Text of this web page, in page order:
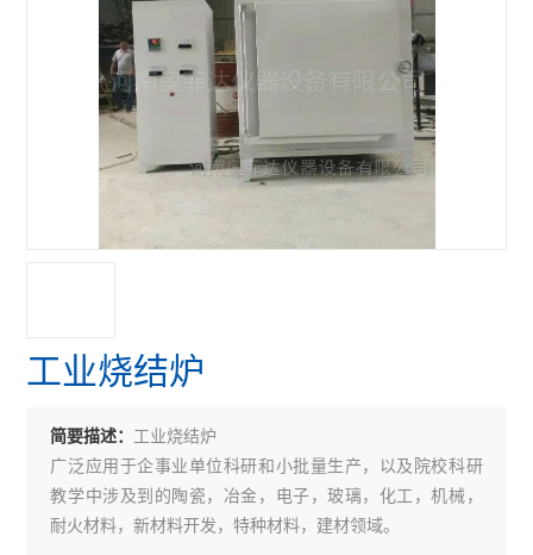
工业烧结炉
简要描述： 工业烧结炉
广泛应用于企事业单位科研和小批量生产，以及院校科研
教学中涉及到的陶瓷，冶金，电子，玻璃，化工，机械，
耐火材料，新材料开发，特种材料，建材领域。